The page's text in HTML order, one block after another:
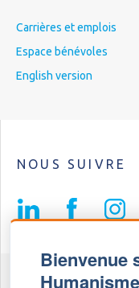
Bienvenue
Humanisme
Carrières et emplois
Espace bénévoles
English version
NOUS SUIVRE